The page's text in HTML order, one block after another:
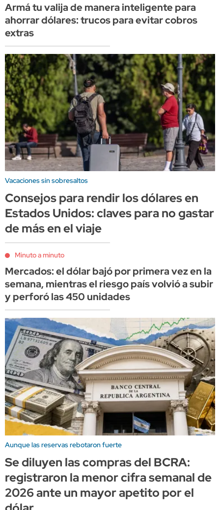
Armá tu valija de manera inteligente para
ahorrar dólares: trucos para evitar cobros
extras
Vacaciones sin sobresaltos
Consejos para rendir los dólares en
Estados Unidos: claves para no gastar
de más en el viaje
Minuto a minuto
Mercados: el dólar bajó por primera vez en la
semana, mientras el riesgo país volvió a subir
y perforó las 450 unidades
Aunque las reservas rebotaron fuerte
Se diluyen las compras del BCRA:
registraron la menor cifra semanal de
2026 ante un mayor apetito por el